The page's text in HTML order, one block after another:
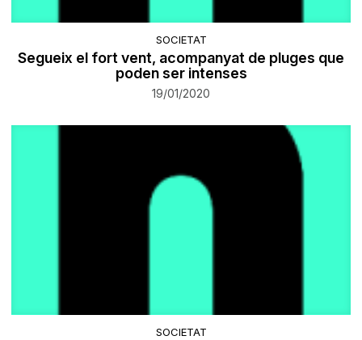
SOCIETAT
Segueix el fort vent, acompanyat de pluges que
poden ser intenses
19/01/2020
SOCIETAT